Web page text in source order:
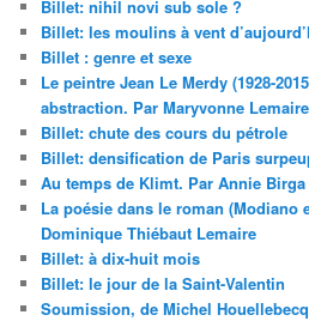
Billet: nihil novi sub sole ?
Billet: les moulins à vent
Billet : genre et sexe
Le peintre Jean Le Merdy (1928-
abstraction. Par Maryvonne Lemaire
Billet: chute des cours du pétrole
Billet: densification de Paris
Au temps de Klimt. Par Annie Birga
La poésie dans le roman (Modiano
Dominique Thiébaut Lemaire
Billet: à dix-huit mois
Billet: le jour de la Saint-Valentin
Soumission, de Michel